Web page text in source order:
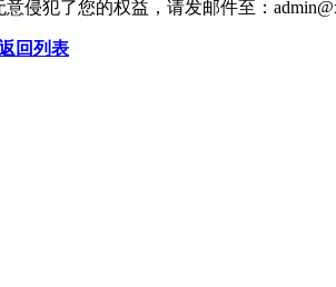
侵犯了您的权益，请发邮件至：
回列表